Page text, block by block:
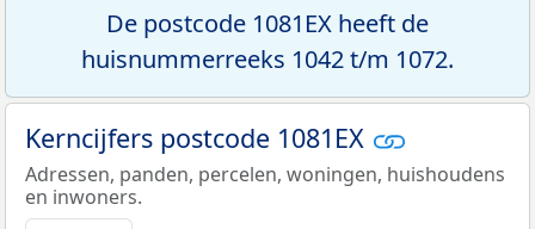
De postcode 1081EX heeft de
huisnummerreeks 1042 t/m 1072.
Kerncijfers postcode 1081EX
Adressen, panden, percelen, woningen, huishoudens
en inwoners.